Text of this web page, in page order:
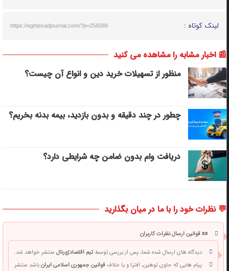
لینک کوتاه : https://eghtesadjournal.com/?p=256088
📰 اخبار مشابه را مشاهده می کنید
منظور از تسهیلات خرید دین و انواع آن چیست؟
چطور در چند دقیقه و بدون بازدید، بیمه بدنه بخریم؟
دریافت وام بدون ضامن چه شرایطی دارد؟
💬 نظرات خود را با ما در میان بگذارید
📜 قوانین ارسال نظرات کاربران
دیدگاه های ارسال شده شما، پس از بررسی توسطتیم اقتصادژورنالمنتشر خواهد شد.
پیام هایی که حاوی توهین، افترا و یا خلافقوانین جمهوری اسلامی ایرانباشد منتشر